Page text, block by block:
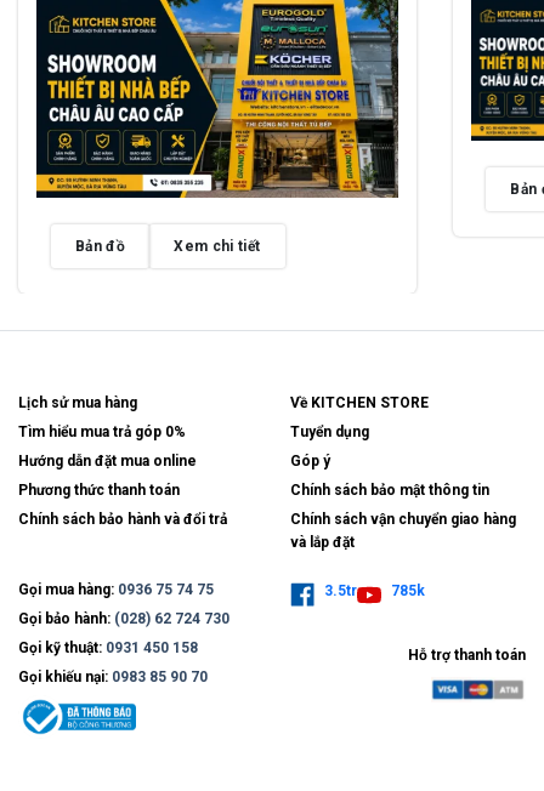
Bản đồ Xem chi tiết
Bản
Lịch sử mua hàng
Tìm hiểu mua trả góp 0%
Hướng dẫn đặt mua online
Phương thức thanh toán
Chính sách bảo hành và đổi trả
Về KITCHEN STORE
Tuyển dụng
Góp ý
Chính sách bảo mật thông tin
Chính sách vận chuyển giao hàng
và lắp đặt
Gọi mua hàng: 0936 75 74 75
Gọi bảo hành: (028) 62 724 730
Gọi kỹ thuật: 0931 450 158
Gọi khiếu nại: 0983 85 90 70
3.5tr 785k
Hỗ trợ thanh toán